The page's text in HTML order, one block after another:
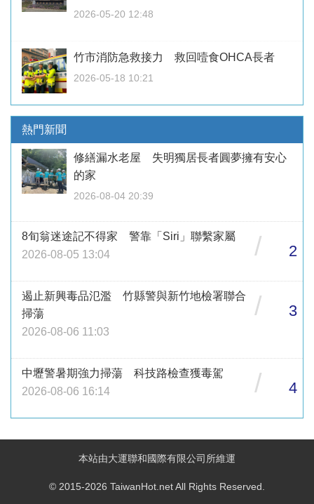
2026-05-20 12:48
竹市消防急救接力 救回噎食OHCA長者
2026-05-18 10:21
熱門新聞
修繕漏水老屋 失明獨居長者圓夢擁有安心
的家
2026-08-04 20:39
8旬翁迷途記不得家 警靠「Siri」聯繫家屬
2026-08-05 13:04
/ 2
遏止新興毒品氾濫 竹縣警與新竹地檢署聯合
掃蕩
2026-08-06 11:03
/ 3
中壢警暑期強力掃蕩 科技路檢查獲毒駕
2026-08-06 16:14
/ 4
本站由大運聯和國際有限公司所維運
© 2015-2026 TaiwanHot.net All Rights Reserved.